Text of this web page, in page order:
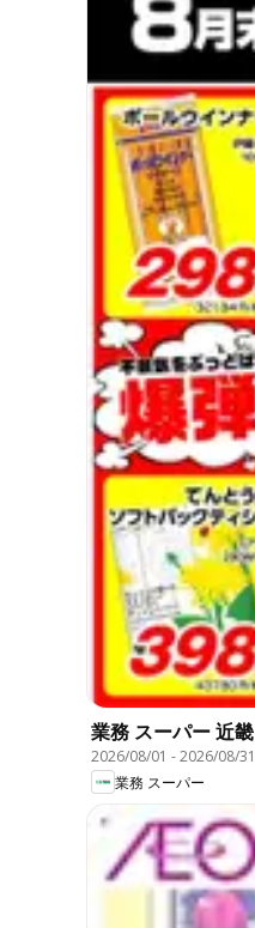
業務 スーパー 近畿
2026/08/01 -2026/08/31
業務 スーパー